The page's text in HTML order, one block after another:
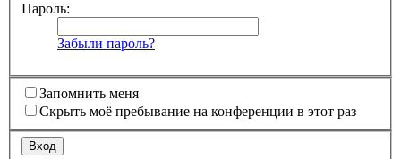
Пароль:
Забыли пароль?
Запомнить меня
Скрыть моё пребывание на конференции в этот раз